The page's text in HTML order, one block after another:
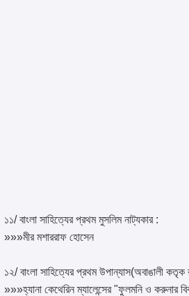
১১/ বাংলা সাহিত্যের প্রথম মুসলিম নাট্যকার :
»»»মীর মশাররাফ হোসেন
১২/ বাংলা সাহিত্যের প্রথম উপান্যাস(অবাঙালী কতৃক
»»»হ্যানা কেথেরিন ম্যালেন্সের "ফুলমনি ও করুনার